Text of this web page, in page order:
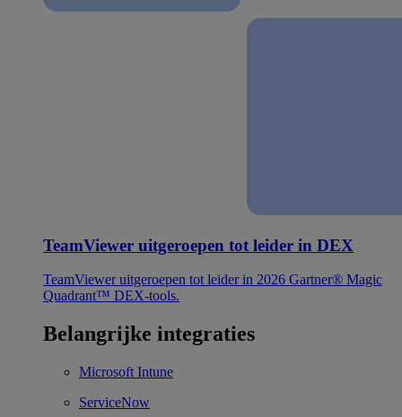
TeamViewer uitgeroepen tot leider in DEX
TeamViewer uitgeroepen tot leider in 2026 Gartner® Magic
Quadrant™ DEX-tools.
Belangrijke integraties
Microsoft Intune
ServiceNow